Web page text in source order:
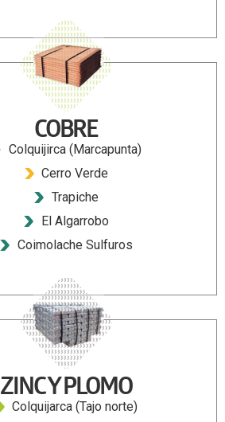
COBRE
Colquijirca (Marcapunta)
Cerro Verde
Trapiche
El Algarrobo
Coimolache Sulfuros
ZINC Y PLOMO
Colquijarca (Tajo norte)